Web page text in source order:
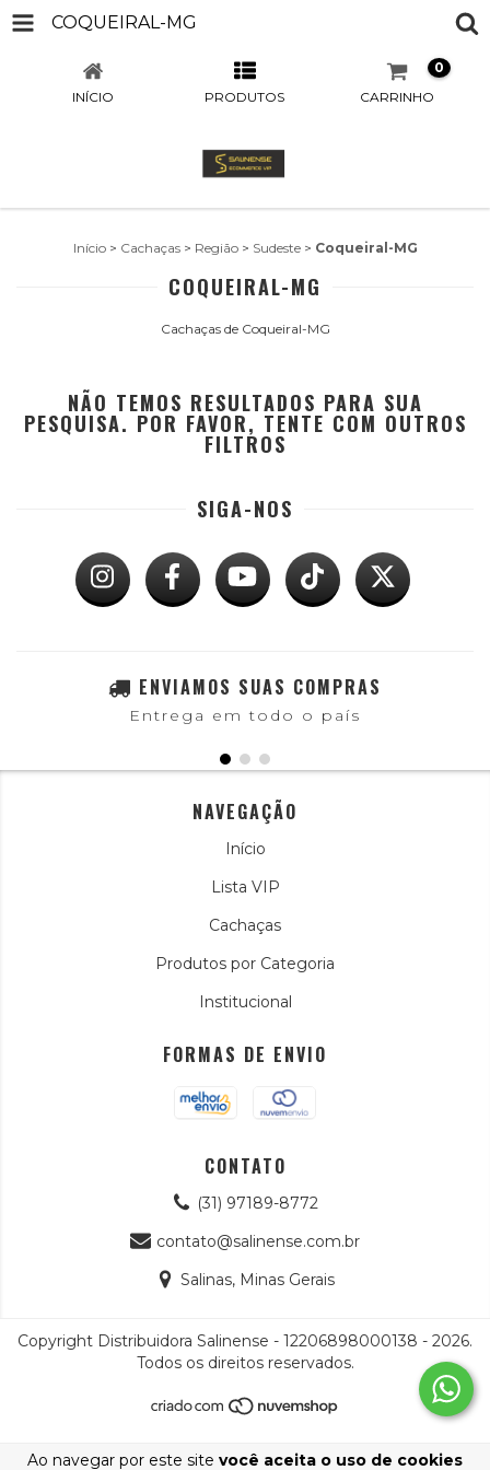
COQUEIRAL-MG
INÍCIO PRODUTOS CARRINHO
0
Ao navegar por este site você aceita o uso de cookies
Início > Cachaças > Região > Sudeste > Coqueiral-MG
COQUEIRAL-MG
Cachaças de Coqueiral-MG
NÃO TEMOS RESULTADOS PARA SUA
PESQUISA. POR FAVOR, TENTE COM OUTROS
FILTROS
SIGA-NOS
ENVIAMOS SUAS COMPRAS
Entrega em todo o país
NAVEGAÇÃO
Início
Lista VIP
Cachaças
Produtos por Categoria
Institucional
FORMAS DE ENVIO
CONTATO
(31) 97189-8772
contato@salinense.com.br
Salinas, Minas Gerais
Copyright Distribuidora Salinense - 12206898000138 - 2026.
Todos os direitos reservados.